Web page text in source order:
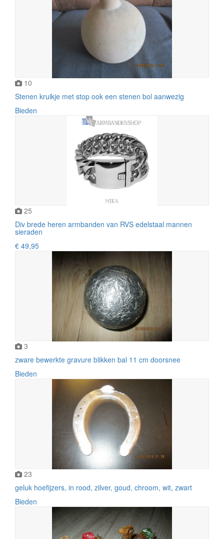
10
Stenen kruikje met stop ook een stenen bol aanwezig
Bieden
25
Div brede heren armbanden van RVS edelstaal mannen
sieraden
€ 49,95
3
zware bewerkte gravure blikken bal 11 cm doorsnee
Bieden
23
geluk hoefijzers, in rood, zilver, goud, chroom, wit, zwart
Bieden